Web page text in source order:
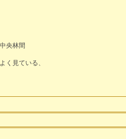
央林間
く見ている、